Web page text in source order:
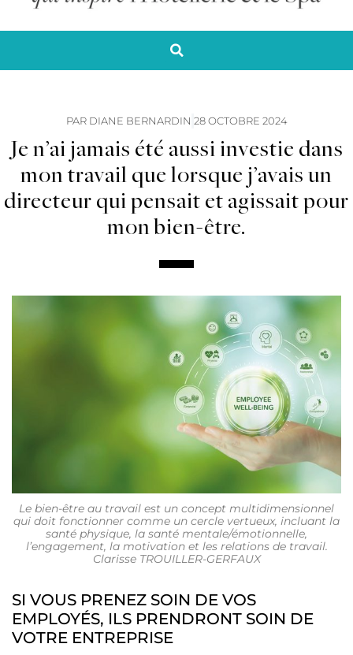
PARDIANE BERNARDIN 28 OCTOBRE 2024
Je n’ai jamais été aussi investie dans
mon travail que lorsque j’avais un
directeur qui pensait et agissait pour
mon bien-être.
Le bien-être au travail est un concept multidimensionnel
qui doit fonctionner comme un cercle vertueux, incluant la
santé physique, la santé mentale/émotionnelle,
l’engagement, la motivation et les relations de travail.
Clarisse TROUILLER-GERFAUX
SI VOUS PRENEZ SOIN DE VOS
EMPLOYÉS, ILS PRENDRONT SOIN DE
VOTRE ENTREPRISE